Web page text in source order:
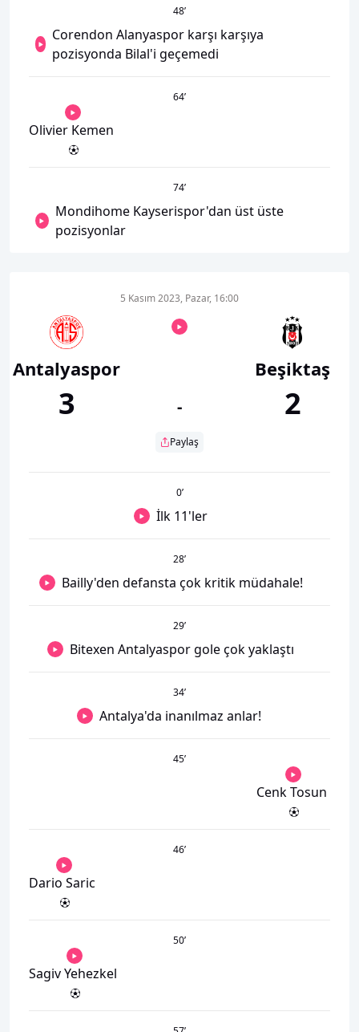
48’
Corendon Alanyaspor karşı karşıya
pozisyonda Bilal'i geçemedi
64’
Olivier Kemen
74’
Mondihome Kayserispor'dan üst üste
pozisyonlar
Antalyaspor
3
5 Kasım 2023, Pazar, 16:00
-
Paylaş
Beşiktaş
2
0’
İlk 11'ler
28’
Bailly'den defansta çok kritik müdahale!
29’
Bitexen Antalyaspor gole çok yaklaştı
34’
Antalya'da inanılmaz anlar!
45’
Cenk Tosun
46’
Dario Saric
50’
Sagiv Yehezkel